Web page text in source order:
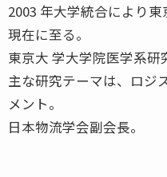
2003 年大学統合により東
現在に至る。
東京大 学大学院医学系研
主な研究テーマは、ロジ
メント。
日本物流学会副会長。